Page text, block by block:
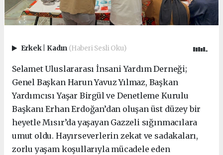
Erkek Kadın (Haberi Sesli Oku)
Selamet Uluslararası İnsani Yardım Derneği;
Genel Başkan Harun Yavuz Yılmaz, Başkan
Yardımcısı Yaşar Birgül ve Denetleme Kurulu
Başkanı Erhan Erdoğan’dan oluşan üst düzey bir
heyetle Mısır’da yaşayan Gazzeli sığınmacılara
umut oldu. Hayırseverlerin zekat ve sadakaları,
zorlu yaşam koşullarıyla mücadele eden